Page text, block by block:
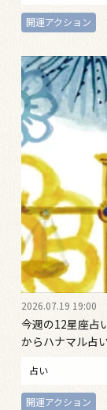
開運アクション
2026.07.19 19:00
今週の12星座占
からハナマル占い
占い
開運アクション